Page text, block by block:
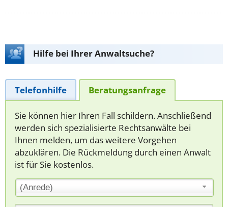
Hilfe bei Ihrer Anwaltsuche?
Telefonhilfe Beratungsanfrage
Sie können hier Ihren Fall schildern. Anschließend
werden sich spezialisierte Rechtsanwälte bei
Ihnen melden, um das weitere Vorgehen
abzuklären. Die Rückmeldung durch einen Anwalt
ist für Sie kostenlos.
(Anrede)